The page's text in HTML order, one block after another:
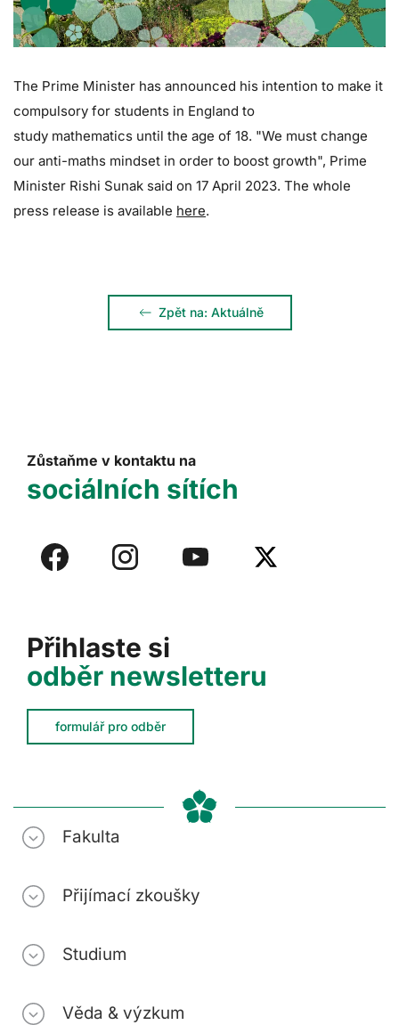
The Prime Minister has announced his intention to make it
compulsory for students in England to
study mathematics until the age of 18. "We must change
our anti-maths mindset in order to boost growth", Prime
Minister Rishi Sunak said on 17 April 2023. The whole
press release is available here.
Zpět na: Aktuálně
Přihlaste si
odběr newsletteru
formulář pro odběr
Zůstaňme v kontaktu na
sociálních sítích
Fakulta
Přijímací zkoušky
Studium
Věda & výzkum